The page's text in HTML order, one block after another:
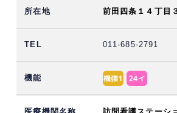
前田四条１４丁目
011-685-2791